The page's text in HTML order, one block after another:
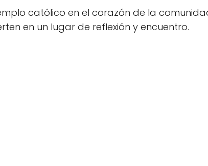
católico en el corazón de la
en un lugar de reflexión y encuentro.